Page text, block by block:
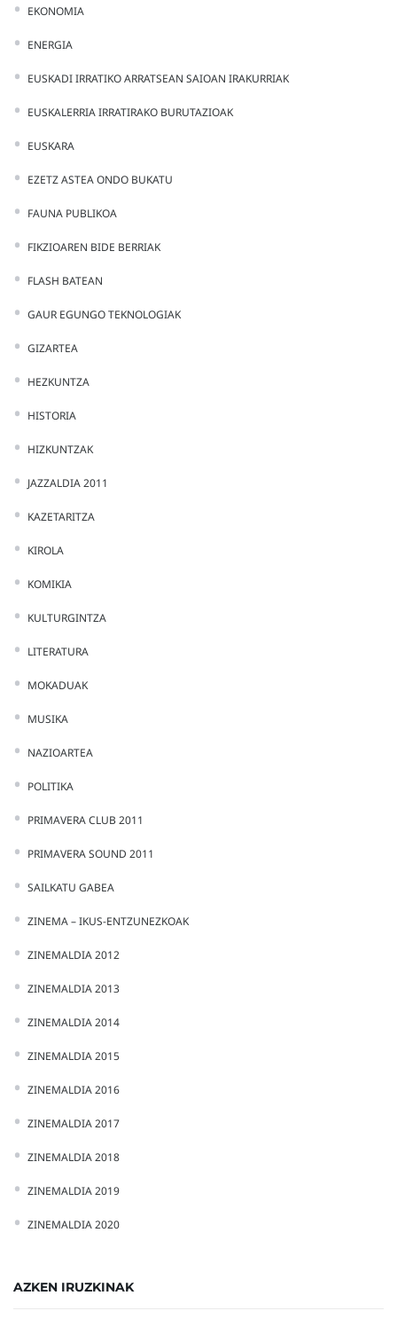
EKONOMIA
ENERGIA
EUSKADI IRRATIKO ARRATSEAN SAIOAN IRAKURRIAK
EUSKALERRIA IRRATIRAKO BURUTAZIOAK
EUSKARA
EZETZ ASTEA ONDO BUKATU
FAUNA PUBLIKOA
FIKZIOAREN BIDE BERRIAK
FLASH BATEAN
GAUR EGUNGO TEKNOLOGIAK
GIZARTEA
HEZKUNTZA
HISTORIA
HIZKUNTZAK
JAZZALDIA 2011
KAZETARITZA
KIROLA
KOMIKIA
KULTURGINTZA
LITERATURA
MOKADUAK
MUSIKA
NAZIOARTEA
POLITIKA
PRIMAVERA CLUB 2011
PRIMAVERA SOUND 2011
SAILKATU GABEA
ZINEMA – IKUS-ENTZUNEZKOAK
ZINEMALDIA 2012
ZINEMALDIA 2013
ZINEMALDIA 2014
ZINEMALDIA 2015
ZINEMALDIA 2016
ZINEMALDIA 2017
ZINEMALDIA 2018
ZINEMALDIA 2019
ZINEMALDIA 2020
AZKEN IRUZKINAK